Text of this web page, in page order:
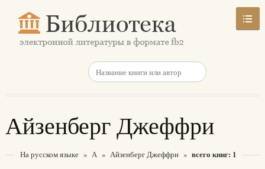
Айзенберг Джеффри
На русском языке » А » Айзенберг Джеффри » всего книг: 1